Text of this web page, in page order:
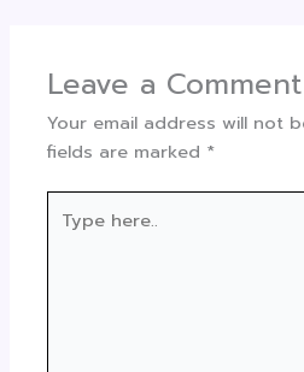
Leave a Comment
Your email address will not
fields are marked *
here..